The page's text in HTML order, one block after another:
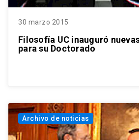
30 marzo 2015
Filosofía UC inauguró
para su Doctorado
Archivo de noticias